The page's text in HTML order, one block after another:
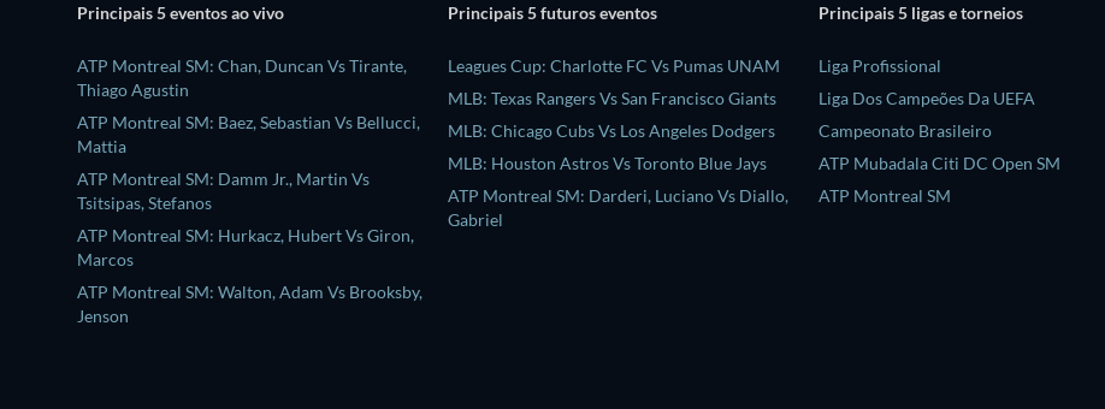
Principais 5 eventos ao vivo
ATP Montreal SM: Chan, Duncan Vs Tirante,
Thiago Agustin
ATP Montreal SM: Baez, Sebastian Vs Bellucci,
Mattia
ATP Montreal SM: Damm Jr., Martin Vs
Tsitsipas, Stefanos
ATP Montreal SM: Hurkacz, Hubert Vs Giron,
Marcos
ATP Montreal SM: Walton, Adam Vs Brooksby,
Jenson
Principais 5 futuros eventos
Leagues Cup: Charlotte FC Vs Pumas UNAM
MLB: Texas Rangers Vs San Francisco Giants
MLB: Chicago Cubs Vs Los Angeles Dodgers
MLB: Houston Astros Vs Toronto Blue Jays
ATP Montreal SM: Darderi, Luciano Vs Diallo,
Gabriel
Principais 5 ligas e torneios
Liga Profissional
Liga Dos Campeões Da UEFA
Campeonato Brasileiro
ATP Mubadala Citi DC Open SM
ATP Montreal SM